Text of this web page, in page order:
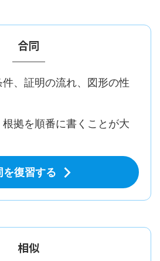
合同
、証明の流れ、図形の性
拠を順番に書くことが大
を復習する
相似